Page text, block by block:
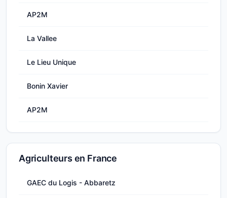
AP2M
La Vallee
Le Lieu Unique
Bonin Xavier
AP2M
Agriculteurs en France
GAEC du Logis - Abbaretz